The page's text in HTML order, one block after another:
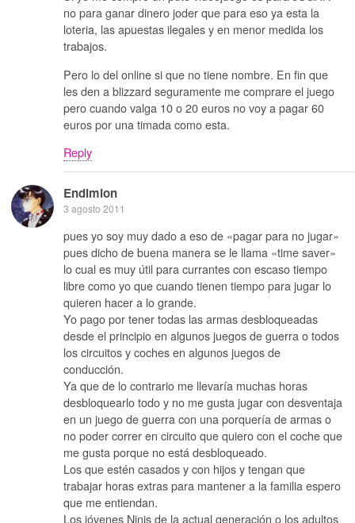
no para ganar dinero joder que para eso ya esta la
loteria, las apuestas ilegales y en menor medida los
trabajos.
Pero lo del online si que no tiene nombre. En fin que
les den a blizzard seguramente me comprare el juego
pero cuando valga 10 o 20 euros no voy a pagar 60
euros por una timada como esta.
Reply
Endimion
3 agosto 2011
pues yo soy muy dado a eso de «pagar para no jugar»
pues dicho de buena manera se le llama «time saver»
lo cual es muy útil para currantes con escaso tiempo
libre como yo que cuando tienen tiempo para jugar lo
quieren hacer a lo grande.
Yo pago por tener todas las armas desbloqueadas
desde el principio en algunos juegos de guerra o todos
los circuitos y coches en algunos juegos de
conducción.
Ya que de lo contrario me llevaría muchas horas
desbloquearlo todo y no me gusta jugar con desventaja
en un juego de guerra con una porquería de armas o
no poder correr en circuito que quiero con el coche que
me gusta porque no está desbloqueado.
Los que estén casados y con hijos y tengan que
trabajar horas extras para mantener a la familia espero
que me entiendan.
Los jóvenes Ninis de la actual generación o los adultos